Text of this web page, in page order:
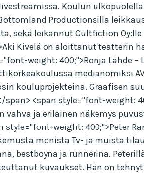
Koulun
Productionsilla
sekä leikannut Cultfiction Oy:lle
Kivelä on aloittanut teatterin
weight: 400;">Ronja Lähde
medianomiksi
kouluprojekteina. Graafisen
<span style="font-
ja erilainen näkemys
weight: 400;">Peter
monista Tv- ja muista
bestboyna ja runnerina.
kuvaukset. Hän on